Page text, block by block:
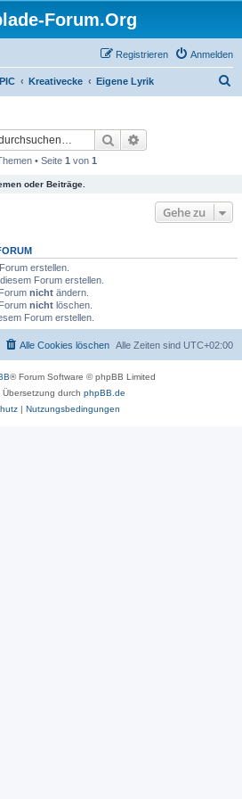
Forum.Org
Anmelden
Registrieren
Kreativecke Eigene Lyrik
Suche
• Seite 1 von 1
oder Beiträge.
Gehe zu
erstellen.
Forum erstellen.
nicht ändern.
nicht löschen.
Forum erstellen.
Alle Zeiten sind UTC+02:00
Alle Cookies löschen
® Forum Software © phpBB Limited
Übersetzung durch phpBB.de
| Nutzungsbedingungen